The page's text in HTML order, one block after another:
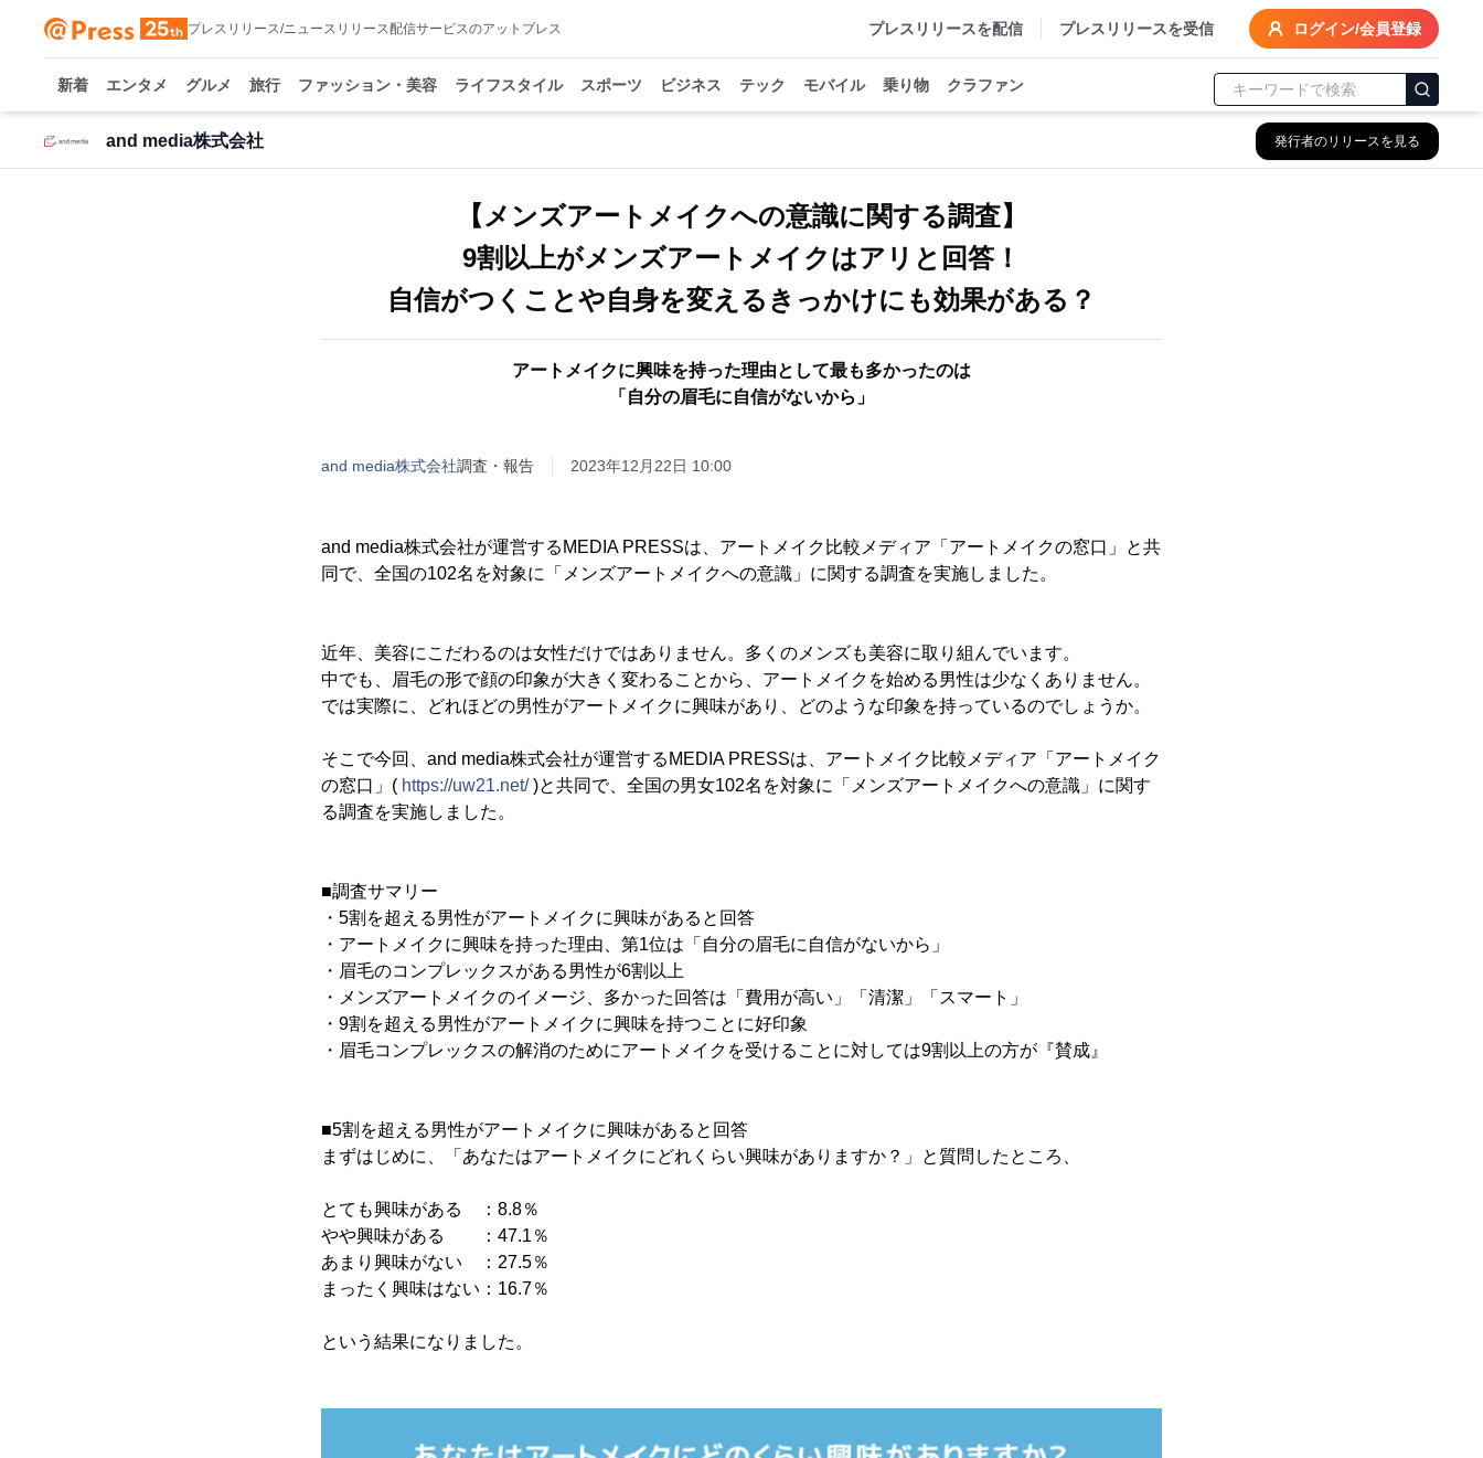
プレスリリース/ニュースリリース配信サービスのアットプレス プレスリリースを配信 プレスリリースを受信 ログイン/会員登録
新着 エンタメ グルメ 旅行 ファッション・美容 ライフスタイル スポーツ ビジネス テック モバイル 乗り物 クラファン
and media株式会社 発行者のリリースを見る
【メンズアートメイクへの意識に関する調査】
9割以上がメンズアートメイクはアリと回答！
自信がつくことや自身を変えるきっかけにも効果がある？
アートメイクに興味を持った理由として最も多かったのは
「自分の眉毛に自信がないから」
and media株式会社調査・報告 2023年12月22日 10:00
and media株式会社が運営するMEDIA PRESSは、アートメイク比較メディア「アートメイクの窓口」と共
同で、全国の102名を対象に「メンズアートメイクへの意識」に関する調査を実施しました。
近年、美容にこだわるのは女性だけではありません。多くのメンズも美容に取り組んでいます。
中でも、眉毛の形で顔の印象が大きく変わることから、アートメイクを始める男性は少なくありません。
では実際に、どれほどの男性がアートメイクに興味があり、どのような印象を持っているのでしょうか。
そこで今回、and media株式会社が運営するMEDIA PRESSは、アートメイク比較メディア「アートメイク
の窓口」( https://uw21.net/)と共同で、全国の男女102名を対象に「メンズアートメイクへの意識」に関す
る調査を実施しました。
■調査サマリー
・5割を超える男性がアートメイクに興味があると回答
・アートメイクに興味を持った理由、第1位は「自分の眉毛に自信がないから」
・眉毛のコンプレックスがある男性が6割以上
・メンズアートメイクのイメージ、多かった回答は「費用が高い」「清潔」「スマート」
・9割を超える男性がアートメイクに興味を持つことに好印象
・眉毛コンプレックスの解消のためにアートメイクを受けることに対しては9割以上の方が『賛成』
■5割を超える男性がアートメイクに興味があると回答
まずはじめに、「あなたはアートメイクにどれくらい興味がありますか？」と質問したところ、
とても興味がある ：8.8％
やや興味がある ：47.1％
あまり興味がない ：27.5％
まったく興味はない：16.7％
という結果になりました。